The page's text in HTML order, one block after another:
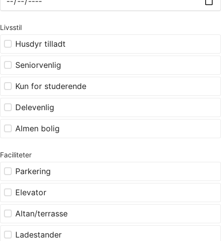
Livsstil
Husdyr tilladt
Seniorvenlig
Kun for studerende
Delevenlig
Almen bolig
Faciliteter
Parkering
Elevator
Altan/terrasse
Ladestander